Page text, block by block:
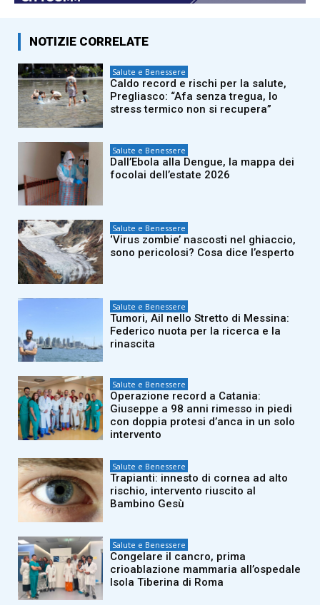
NOTIZIE CORRELATE
Salute e Benessere
Caldo record e rischi per la salute,
Pregliasco: “Afa senza tregua, lo
stress termico non si recupera”
Salute e Benessere
Dall’Ebola alla Dengue, la mappa dei
focolai dell’estate 2026
Salute e Benessere
‘Virus zombie’ nascosti nel ghiaccio,
sono pericolosi? Cosa dice l’esperto
Salute e Benessere
Tumori, Ail nello Stretto di Messina:
Federico nuota per la ricerca e la
rinascita
Salute e Benessere
Operazione record a Catania:
Giuseppe a 98 anni rimesso in piedi
con doppia protesi d’anca in un solo
intervento
Salute e Benessere
Trapianti: innesto di cornea ad alto
rischio, intervento riuscito al
Bambino Gesù
Salute e Benessere
Congelare il cancro, prima
crioablazione mammaria all’ospedale
Isola Tiberina di Roma